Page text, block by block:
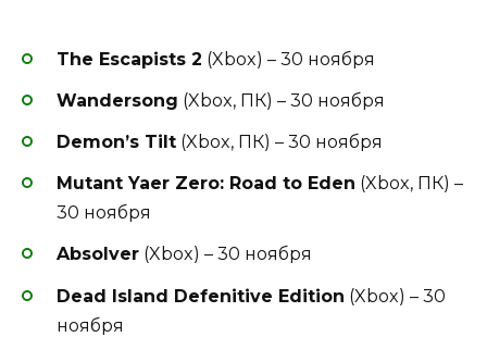
The Escapists 2 (Xbox) – 30 ноября
Wandersong (Xbox, ПК) – 30 ноября
Demon’s Tilt (Xbox, ПК) – 30 ноября
Mutant Yaer Zero: Road to Eden (Xbox, ПК) –
30 ноября
Absolver (Xbox) – 30 ноября
Dead Island Defenitive Edition (Xbox) – 30
ноября